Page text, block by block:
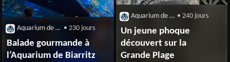
Aquarium de Biarrtiz • 230 jours
Balade gourmande à
l’Aquarium de Biarritz
Aquarium de Biarrtiz • 240 jours
Un jeune phoque
découvert sur la
Grande Plage